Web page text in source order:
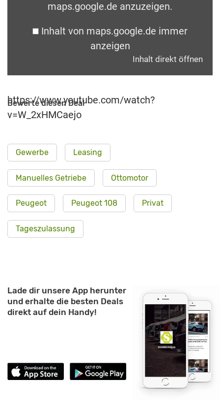
maps.google.de anzuzeigen.
Inhalt von maps.google.de immer
anzeigen
Inhalt direkt öffnen
https://www.youtube.com/watch?
v=W_2xHMCaejo
Bewerte diesen Deal
Gewerbe Leasing
Manuelles Getriebe Ottomotor
Peugeot Peugeot 108 Privat
Tageszulassung
Lade dir unsere App herunter
und erhalte die besten Deals
direkt auf dein Handy!